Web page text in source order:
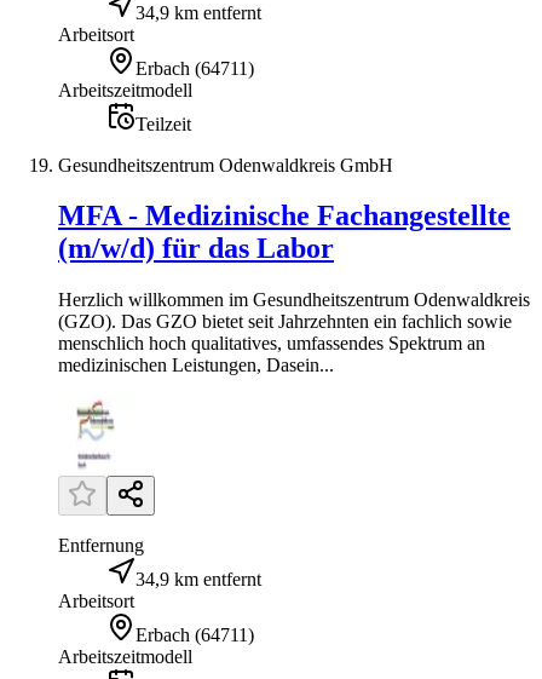
34,9 km entfernt
Arbeitsort
Erbach (64711)
Arbeitszeitmodell
Teilzeit
Gesundheitszentrum Odenwaldkreis GmbH
MFA - Medizinische Fachangestellte
(m/w/d) für das Labor
Herzlich willkommen im Gesundheitszentrum Odenwaldkreis
(GZO). Das GZO bietet seit Jahrzehnten ein fachlich sowie
menschlich hoch qualitatives, umfassendes Spektrum an
medizinischen Leistungen, Dasein...
Entfernung
34,9 km entfernt
Arbeitsort
Erbach (64711)
Arbeitszeitmodell